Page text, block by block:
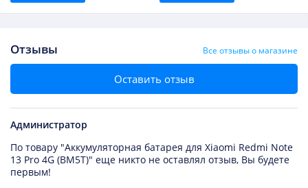
Отзывы Все отзывы о магазине
Оставить отзыв
Администратор
По товару "Аккумуляторная батарея для Xiaomi Redmi Note
13 Pro 4G (BM5T)" еще никто не оставлял отзыв, Вы будете
первым!